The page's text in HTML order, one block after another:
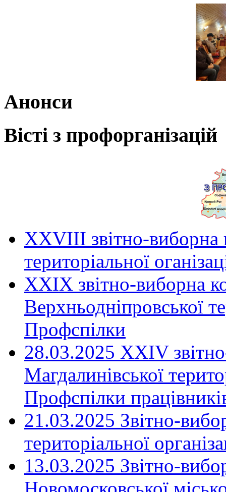
Анонси
Вісті з профорганізацій
ХХVIII звітно-виборна
територіальної
XXIX звітно-виборна
Верхньодніпровської
Профспілки
28.03.2025 ХХІV
Магдалинівської
Профспілки
21.03.2025 Звітно-
територіальної
13.03.2025 Звітно-